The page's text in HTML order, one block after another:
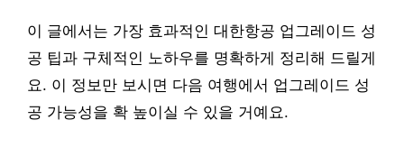
이 글에서는 가장 효과적인 대한항공 업그레이드 성
공 팁과 구체적인 노하우를 명확하게 정리해 드릴게
요. 이 정보만 보시면 다음 여행에서 업그레이드 성
공 가능성을 확 높이실 수 있을 거예요.